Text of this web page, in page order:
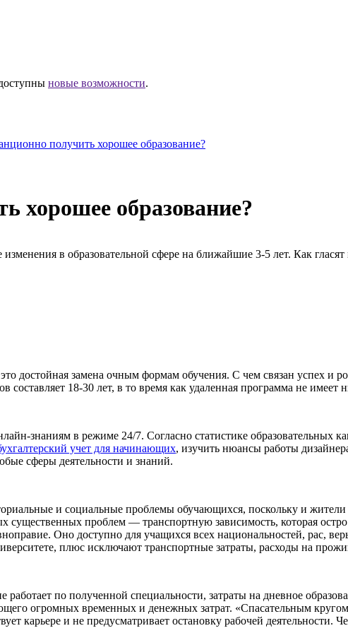
новые возможности.
получить хорошее образование?
хорошее образование?
в образовательной сфере на ближайшие 3-5 лет. Как
достойная замена очным формам обучения. С чем связан успех и
составляет 18-30 лет, в то время как удаленная программа не
знаниям в режиме 24/7. Согласно статистике образовательных
учет для начинающих, изучить нюансы работы
сферы деятельности и знаний.
и социальные проблемы обучающихся, поскольку и
существенных проблем — транспортную зависимость, которая
Оно доступно для учащихся всех национальностей, рас,
плюс исключают транспортные затраты, расходы на
по полученной специальности, затраты на дневное
огромных временных и денежных затрат. «Спасательным
карьере и не предусматривает остановку рабочей деятельности.